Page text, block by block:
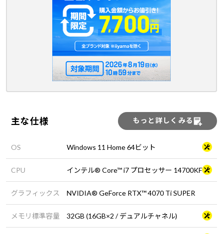
主な仕様 もっと詳しくみる
OS Windows 11 Home 64ビット
CPU インテル® Core™ i7 プロセッサー 14700KF
グラフィックス NVIDIA® GeForce RTX™ 4070 Ti SUPER
メモリ標準容量 32GB (16GB×2 / デュアルチャネル)